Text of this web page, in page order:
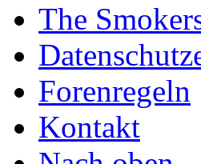
The
Forenregeln
Kontakt